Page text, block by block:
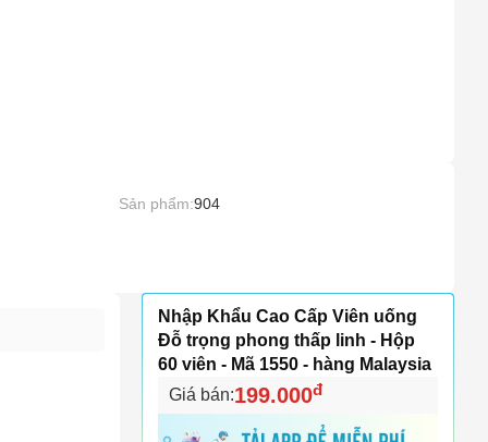
Sản phẩm:904
Nhập Khẩu Cao Cấp Viên uống
Đỗ trọng phong thấp linh - Hộp
60 viên - Mã 1550 - hàng Malaysia
Giá bán:199.000đ